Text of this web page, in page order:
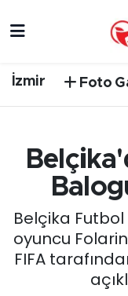
İzmir Foto
Belçika Futbol
oyuncu Folarin
FIFA
EGE
EĞİTİM
EKONOMİ
Süper Lig
Tüm
Son Dakika